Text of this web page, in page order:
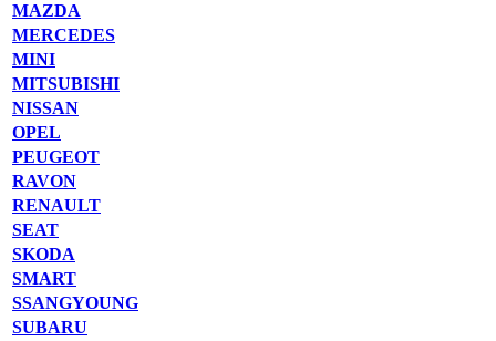
MAZDA
MERCEDES
MINI
MITSUBISHI
NISSAN
OPEL
PEUGEOT
RAVON
RENAULT
SEAT
SKODA
SMART
SSANGYOUNG
SUBARU